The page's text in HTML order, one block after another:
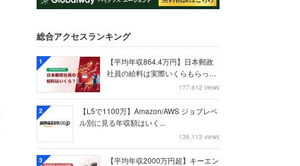
総合アクセスランキング
1
【平均年収864.4万円】日本郵政
社員の給料は実際いくらもらって
177,612 views
2
【L5で1100万】Amazon/AWS ジョブレベ
ル別に見る年収額はいく...
136,113 views
3
【平均年収2000万円超】キーエン